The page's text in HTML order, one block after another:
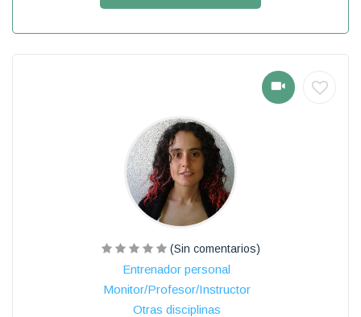
(Sin comentarios)
Entrenador personal
Monitor/Profesor/Instructor
Otras disciplinas